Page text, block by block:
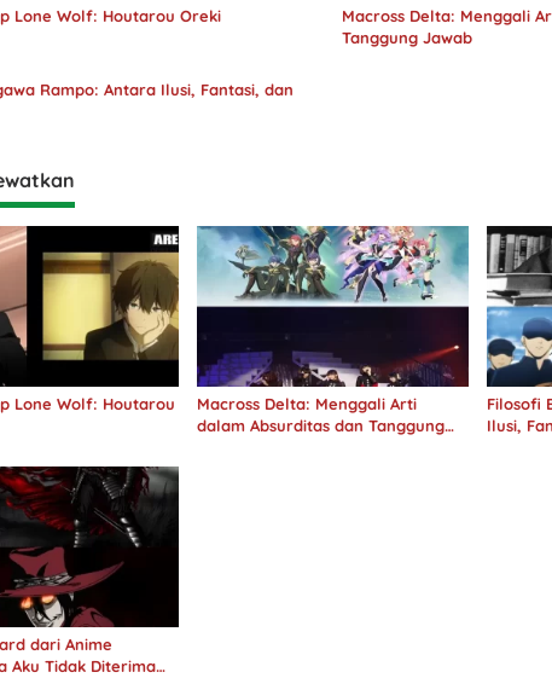
Lone Wolf: Houtarou Oreki
Macross Delta: Menggali
Tanggung Jawab
Rampo: Antara Ilusi, Fantasi, dan
Lone Wolf: Houtarou
Macross Delta: Menggali Arti
dalam Absurditas dan Tanggung
Filosofi
Ilusi,
dari Anime
Aku Tidak Diterima